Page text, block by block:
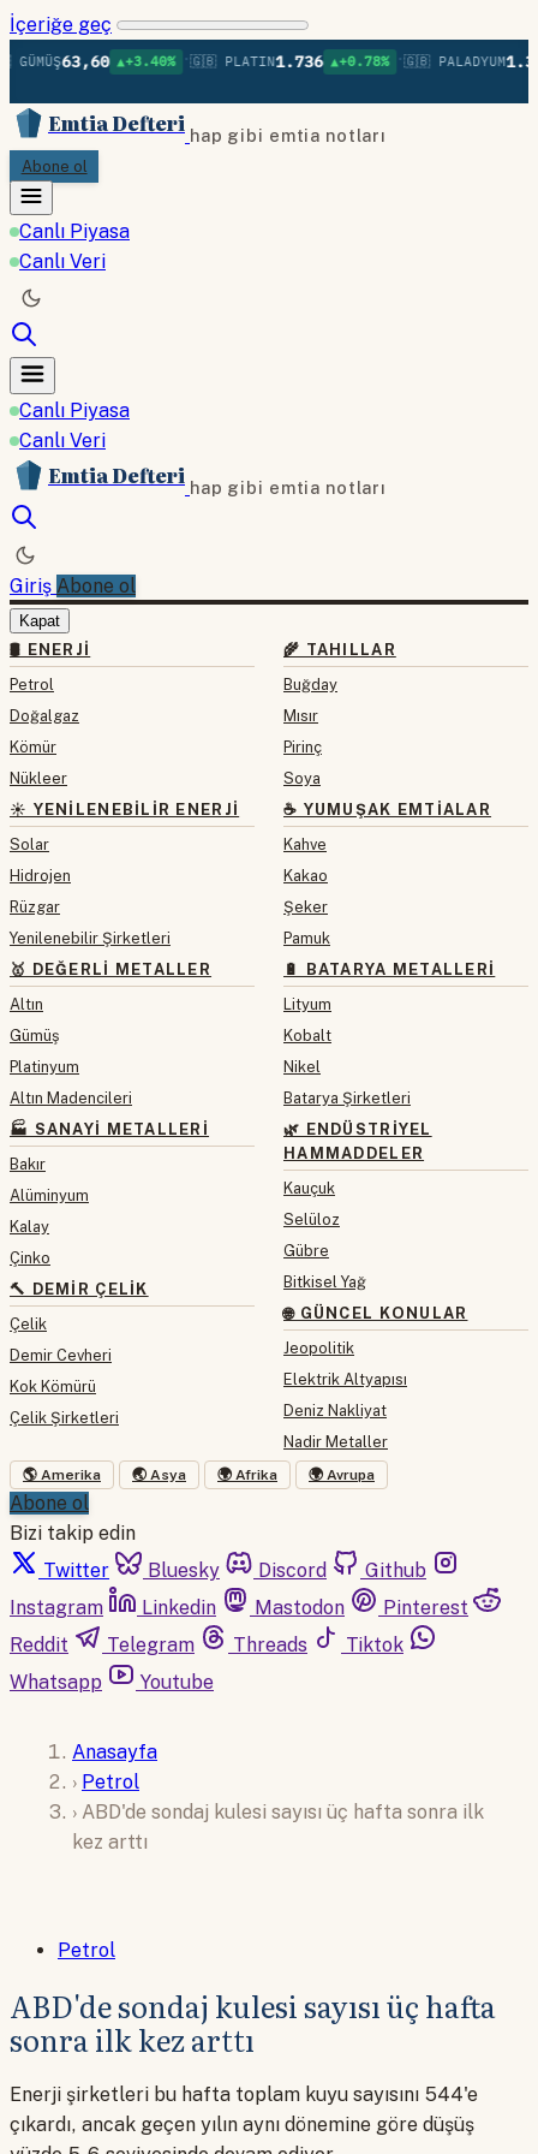
İçeriğe geç
63,60 ▲+3.40% •🇬🇧 PLATIN1.736 ▲+0.78% •🇬🇧 PALADYUM1.379
Emtia Defteri hap gibi emtia notları
Abone ol
Canlı Piyasa
Canlı Veri
Canlı Piyasa
Canlı Veri
Emtia Defteri hap gibi emtia notları
Giriş Abone ol
Kapat
🛢 ENERJI
Petrol
Doğalgaz
Kömür
Nükleer
☀️ YENILENEBILIR ENERJI
Solar
Hidrojen
Rüzgar
Yenilenebilir Şirketleri
🥇 DEĞERLI METALLER
Altın
Gümüş
Platinyum
Altın Madencileri
🏭 SANAYI METALLERI
Bakır
Alüminyum
Kalay
Çinko
🔨 DEMIR ÇELIK
Çelik
Demir Cevheri
Kok Kömürü
Çelik Şirketleri
🌾 TAHILLAR
Buğday
Mısır
Pirinç
Soya
☕ YUMUŞAK EMTIALAR
Kahve
Kakao
Şeker
Pamuk
🔋 BATARYA METALLERI
Lityum
Kobalt
Nikel
Batarya Şirketleri
🌿 ENDÜSTRIYEL
HAMMADDELER
Kauçuk
Selüloz
Gübre
Bitkisel Yağ
🌐 GÜNCEL KONULAR
Jeopolitik
Elektrik Altyapısı
Deniz Nakliyat
Nadir Metaller
🌎 Amerika 🌏 Asya 🌍 Afrika 🌍 Avrupa
Abone ol
Bizi takip edin
Twitter
Bluesky Discord
Github
Instagram
Linkedin Mastodon
Pinterest
Reddit
Telegram Threads
Tiktok
Whatsapp
Youtube
Anasayfa
› Petrol
› ABD'de sondaj kulesi sayısı üç hafta sonra ilk
kez arttı
Petrol
ABD'de sondaj kulesi sayısı üç hafta
sonra ilk kez arttı
Enerji şirketleri bu hafta toplam kuyu sayısını 544'e
çıkardı, ancak geçen yılın aynı dönemine göre düşüş